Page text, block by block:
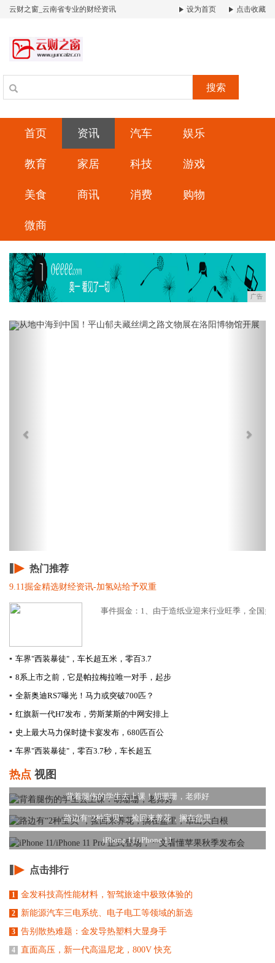
云财之窗_云南省专业的财经资讯 设为首页 点击收藏
搜索
首页 资讯 汽车 娱乐
教育 家居 科技 游戏
美食 商讯 消费 购物
微商
广告
Previous Next
热门推荐
9.11掘金精选财经资讯-加氢站给予双重
事件掘金：1、由于造纸业迎来行业旺季，全国
▪ 车界"西装暴徒"，车长超五米，零百3.7
▪ 8系上市之前，它是帕拉梅拉唯一对手，起步
▪ 全新奥迪RS7曝光！马力或突破700匹？
▪ 红旗新一代H7发布，劳斯莱斯的中网安排上
▪ 史上最大马力保时捷卡宴发布，680匹百公
▪ 车界"西装暴徒"，零百3.7秒，车长超五
热点 视图
背着腿伤的学生去上课！胡珊珊，老师好
路边有“2种宝贝”，捡回来养花，搁在盆里
iPhone 11/iPhone 11
点击排行
1 金发科技高性能材料，智驾旅途中极致体验的
2 新能源汽车三电系统、电子电工等领域的新选
3 告别散热难题：金发导热塑料大显身手
4 直面高压，新一代高温尼龙，800V 快充